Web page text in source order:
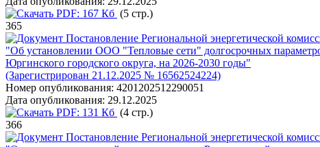
PDF: 167 Кб (5 стр.)
365
Постановление Региональной энергетической
"Об установлении ООО "Тепловые сети" долгосрочных
Юргинского городского округа, на 2026-2030 годы"
(Зарегистрирован 21.12.2025 № 16562524224)
Номер опубликования: 4201202512290051
Дата опубликования: 29.12.2025
PDF: 131 Кб (4 стр.)
366
Постановление Региональной энергетической